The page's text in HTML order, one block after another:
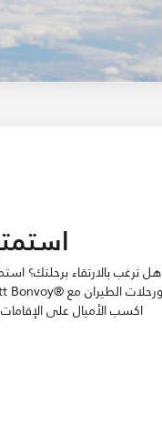
هل ترغب بالارتقاء برحلتك؟
اكسب الأميال على